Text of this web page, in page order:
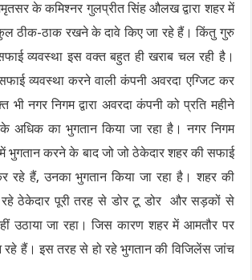
के कमिश्नर गुलप्रीत सिंह औलख द्वारा शहर में
ठीक-ठाक रखने के दावे किए जा रहे हैं। किंतु गुरु
व्यवस्था इस वक्त बहुत ही खराब चल रही है।
व्यवस्था करने वाली कंपनी अवरदा एग्जिट कर
नगर निगम द्वारा अवरदा कंपनी को प्रति महीने
अधिक का भुगतान किया जा रहा है। नगर निगम
में भुगतान करने के बाद जो जो ठेकेदार शहर की सफाई
रहे हैं, उनका भुगतान किया जा रहा है। शहर की
ठेकेदार पूरी तरह से डोर टू डोर और सड़कों से
उठाया जा रहा। जिस कारण शहर में आमतौर पर
हैं। इस तरह से हो रहे भुगतान की विजिलेंस जांच